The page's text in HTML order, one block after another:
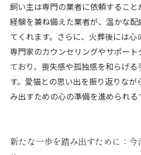
飼い主は専門の業者に依頼すること
経験を兼ね備えた業者が、温かな
てくれます。さらに、火葬後には心
専門家のカウンセリングやサポー
ており、喪失感や孤独感を和らげる
す。愛猫との思い出を振り返りな
み出すための心の準備を進められる
新たな一歩を踏み出すために：